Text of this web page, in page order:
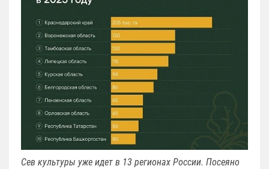
Сев культуры уже идет в 13 регионах России. Посеяно